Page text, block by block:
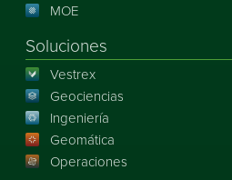
MOE
Soluciones
Vestrex
Geociencias
Ingeniería
Geomática
Operaciones